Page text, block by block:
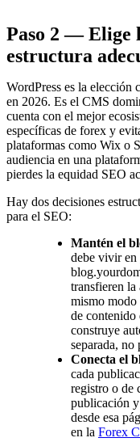
Paso 2 — Elige
estructura
WordPress es la elección
en 2026. Es el CMS
cuenta con el mejor
específicas de forex y
plataformas como Wix o
audiencia en una
pierdes la equidad SEO
Hay dos decisiones
para el SEO:
Mantén el
debe vivir en
transfieren
mismo modo
de
construye
separada,
Conecta el
cada
registro o de
publicación y
desde esa
en la Forex